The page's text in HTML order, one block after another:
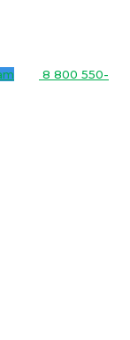
8 800 550-